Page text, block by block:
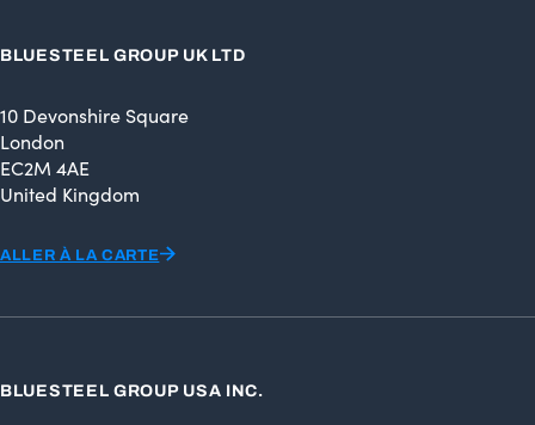
BLUESTEEL GROUP UK LTD
10 Devonshire Square
London
EC2M 4AE
United Kingdom
ALLER À LA CARTE
BLUESTEEL GROUP USA INC.